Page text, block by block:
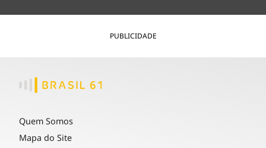
PUBLICIDADE
Quem Somos
Mapa do Site